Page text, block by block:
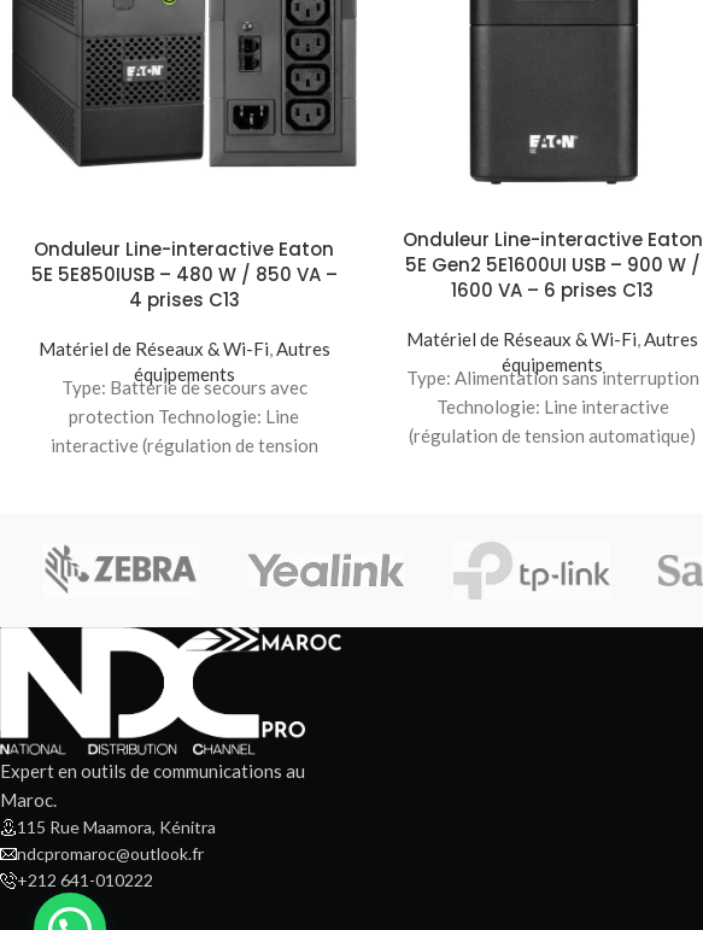
Onduleur Line-interactive Eaton
5E 5E850IUSB – 480 W / 850 VA –
4 prises C13
Matériel de Réseaux & Wi-Fi,Autres
équipements
Type: Batterie de secours avec
protection Technologie: Line
interactive (régulation de tension
Onduleur Line-interactive Eaton
5E Gen2 5E1600UI USB – 900 W /
1600 VA – 6 prises C13
Matériel de Réseaux & Wi-Fi,Autres
équipements
Type: Alimentation sans interruption
Technologie: Line interactive
(régulation de tension automatique)
Expert en outils de communications au
Maroc.
115 Rue Maamora, Kénitra
ndcpromaroc@outlook.fr
+212 641-010222